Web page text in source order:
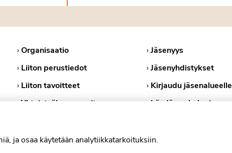
›Organisaatio
› Liiton perustiedot
› Liiton tavoitteet
›Yhteistyökumppanit
›Jäsenyys
›Jäsenyhdistykset
› Kirjaudu jäsenalueelle
›Löydä psykologi
›Evästekäytännöt
ja osaa käytetään analytiikkatarkoituksiin.